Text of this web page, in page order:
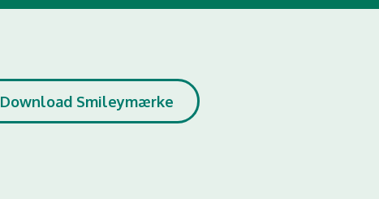
Download Smileymærke